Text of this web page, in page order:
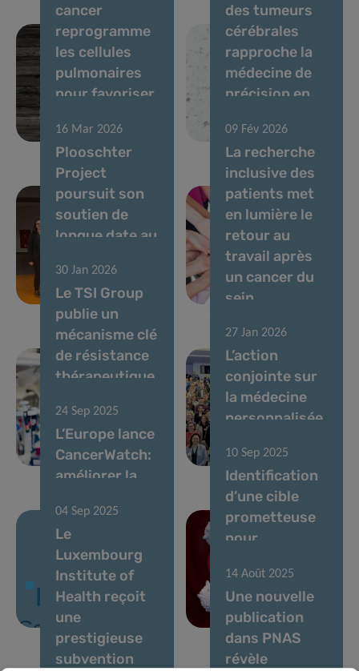
cancer
reprogramme
les cellules
pulmonaires
pour favoriser
métastases
des tumeurs
cérébrales
rapproche la
médecine de
précision en
oncologie
16 Mar 2026
Plooschter
Project
poursuit son
soutien de
longue date au
Interactions
Group
09 Fév 2026
La recherche
inclusive des
patients met
en lumière le
retour au
travail après
un cancer du
sein
30 Jan 2026
Le TSI Group
publie un
mécanisme clé
de résistance
thérapeutique
leucémie
myéloïde
aiguë
27 Jan 2026
L’action
conjointe sur
la médecine
personnalisée
lancée
24 Sep 2025
L’Europe lance
CancerWatch:
améliorer la
rapidité des
données sur le
cancer pour
renforcer la
lutte contre le
cancer
10 Sep 2025
Identification
d’une cible
prometteuse
pour
contre une
leucémie
incurable
04 Sep 2025
Le
Luxembourg
Institute of
Health reçoit
une
prestigieuse
subvention
14 Août 2025
Une nouvelle
publication
dans PNAS
révèle